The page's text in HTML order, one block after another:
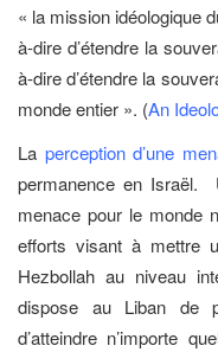
« la mission idéologique
à-dire d’étendre la
à-dire d’étendre la
monde entier ». (An
La perception d’une
permanence en Israël.
menace pour le monde
efforts visant à mettre
Hezbollah au niveau
dispose au Liban de
d’atteindre n’importe